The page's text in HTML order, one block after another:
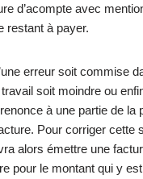
d’acompte avec
restant à payer.
erreur soit commise
soit moindre ou
à une partie de la
Pour corriger cette
alors émettre une
pour le montant qui y